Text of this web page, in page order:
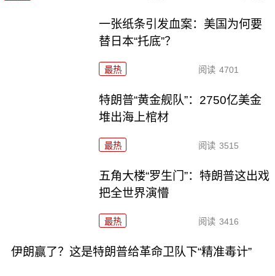
一张纸条引发血案：美国为何要
替日本“托底”？
最热 阅读 4701
特朗普“黄金舰队”：2750亿美金
堆出海上棺材
最热 阅读 3515
五角大楼“罗生门”：特朗普这出戏
把全世界演懵
最热 阅读 3416
伊朗赢了？这是特朗普给革命卫队下“精准毒计”